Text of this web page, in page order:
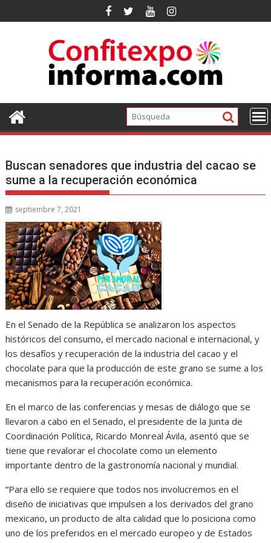
al
Buscan senadores que industria del cacao se
sume a la recuperación económica
septiembre 7, 2021
En el Senado de la República se analizaron los aspectos
históricos del consumo, el mercado nacional e internacional, y
los desafíos y recuperación de la industria del cacao y el
chocolate para que la producción de este grano se sume a los
mecanismos para la recuperación económica.
En el marco de las conferencias y mesas de diálogo que se
llevaron a cabo en el Senado, el presidente de la Junta de
Coordinación Política, Ricardo Monreal Ávila, asentó que se
tiene que revalorar el chocolate como un elemento
importante dentro de la gastronomía nacional y mundial.
“Para ello se requiere que todos nos involucremos en el
diseño de iniciativas que impulsen a los derivados del grano
mexicano, un producto de alta calidad que lo posiciona como
uno de los preferidos en el mercado europeo y de Estados